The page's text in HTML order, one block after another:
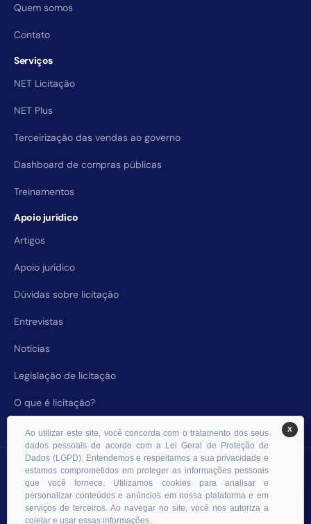
Quem somos
Contato
Serviços
NET Licitação
NET Plus
Terceirização das vendas ao governo
Dashboard de compras públicas
Treinamentos
Apoio jurídico
Artigos
Apoio jurídico
Dúvidas sobre licitação
Entrevistas
Notícias
Legislação de licitação
O que é licitação?
© 2026 RHS Licitações. Todos os direitos reservados.
X
Ao utilizar este site, você concorda com o tratamento dos seus
dados pessoais de acordo com a Lei Geral de Proteção de
Dados (LGPD). Entendemos e respeitamos a sua privacidade e
estamos comprometidos em proteger as informações pessoais
que você fornece. Utilizamos cookies para analisar e
personalizar conteúdos e anúncios em nossa plataforma e em
serviços de terceiros. Ao navegar no site, você nos autoriza a
coletar e usar essas informações.